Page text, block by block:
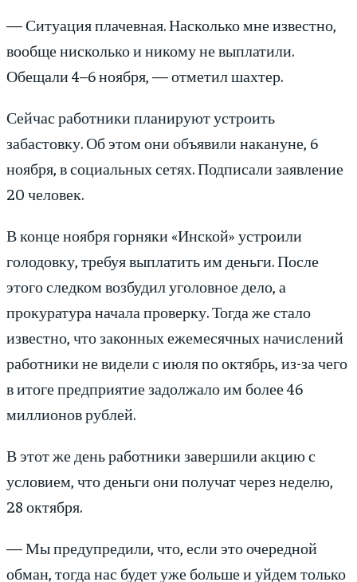
— Ситуация плачевная. Насколько мне известно,
вообще нисколько и никому не выплатили.
Обещали 4–6 ноября, — отметил шахтер.
Сейчас работники планируют устроить
забастовку. Об этом они объявили накануне, 6
ноября, в социальных сетях. Подписали заявление
20 человек.
В конце ноября горняки «Инской» устроили
голодовку, требуя выплатить им деньги. После
этого следком возбудил уголовное дело, а
прокуратура начала проверку. Тогда же стало
известно, что законных ежемесячных начислений
работники не видели с июля по октябрь, из-за чего
в итоге предприятие задолжало им более 46
миллионов рублей.
В этот же день работники завершили акцию с
условием, что деньги они получат через неделю,
28 октября.
— Мы предупредили, что, если это очередной
обман, тогда нас будет уже больше и уйдем только